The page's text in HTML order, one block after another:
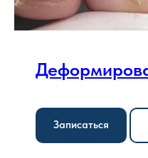
Записаться